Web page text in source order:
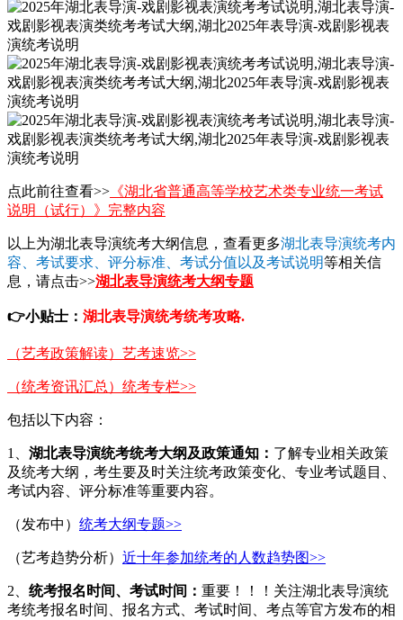
点此前往查看>> 《湖北省普通高等学校艺术类专业统一考试
说明（试行）》完整内容
以上为湖北表导演统考大纲信息，查看更多湖北表导演统考内
容、考试要求、评分标准、考试分值以及考试说明等相关信
息，请点击>>湖北表导演统考大纲专题
👉小贴士： 湖北表导演统考统考攻略.
（艺考政策解读）艺考速览>>
（统考资讯汇总）统考专栏>>
包括以下内容：
1、 湖北表导演统考统考大纲及政策通知： 了解专业相关政策
及统考大纲，考生要及时关注统考政策变化、专业考试题目、
考试内容、评分标准等重要内容。
（发布中） 统考大纲专题>>
（艺考趋势分析） 近十年参加统考的人数趋势图>>
2、 统考报名时间、考试时间： 重要！！！关注湖北表导演统
考统考报名时间、报名方式、考试时间、考点等官方发布的相